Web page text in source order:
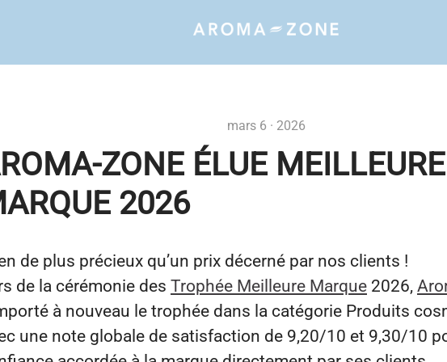
mars 6 · 2026
ZONE ÉLUE MEILLEURE
2026
de plus précieux qu’un prix décerné par nos clients !
de la cérémonie des Trophée Meilleure Marque 2026,
à nouveau le trophée dans la catégorie Produits
une note globale de satisfaction de 9,20/10 et 9,30/10